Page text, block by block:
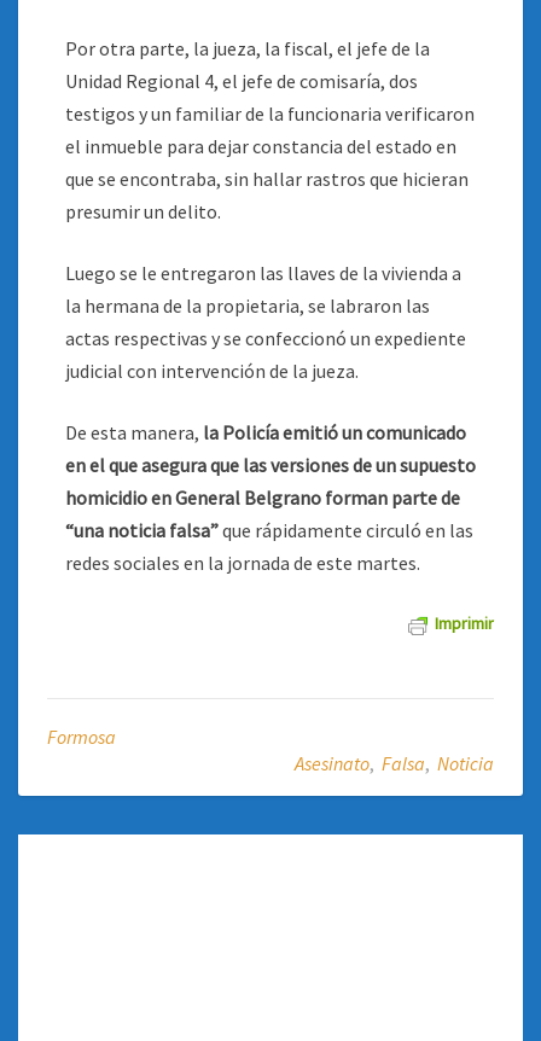
Por otra parte, la jueza, la fiscal, el jefe de la
Unidad Regional 4, el jefe de comisaría, dos
testigos y un familiar de la funcionaria verificaron
el inmueble para dejar constancia del estado en
que se encontraba, sin hallar rastros que hicieran
presumir un delito.
Luego se le entregaron las llaves de la vivienda a
la hermana de la propietaria, se labraron las
actas respectivas y se confeccionó un expediente
judicial con intervención de la jueza.
De esta manera, la Policía emitió un comunicado
en el que asegura que las versiones de un supuesto
homicidio en General Belgrano forman parte de
“una noticia falsa”que rápidamente circuló en las
redes sociales en la jornada de este martes.
Imprimir
Formosa
Asesinato, Falsa, Noticia